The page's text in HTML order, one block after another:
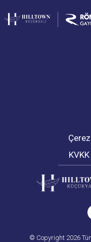
© Copyright 2026